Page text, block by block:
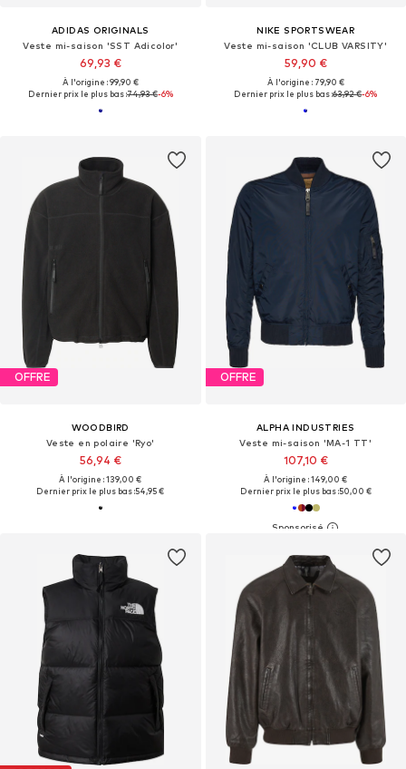
ADIDAS ORIGINALS
Veste mi-saison 'SST Adicolor'
69,93 €
À l'origine : 99,90 €
Dernier prix le plus bas :74,93 €-6%
NIKE SPORTSWEAR
Veste mi-saison 'CLUB VARSITY'
59,90 €
À l'origine : 79,90 €
Dernier prix le plus bas :63,92 €-6%
OFFRE
WOODBIRD
Veste en polaire 'Ryo'
56,94 €
À l'origine : 139,00 €
Dernier prix le plus bas :54,95 €
OFFRE
ALPHA INDUSTRIES
Veste mi-saison 'MA-1 TT'
107,10 €
À l'origine : 149,00 €
Dernier prix le plus bas :50,00 €